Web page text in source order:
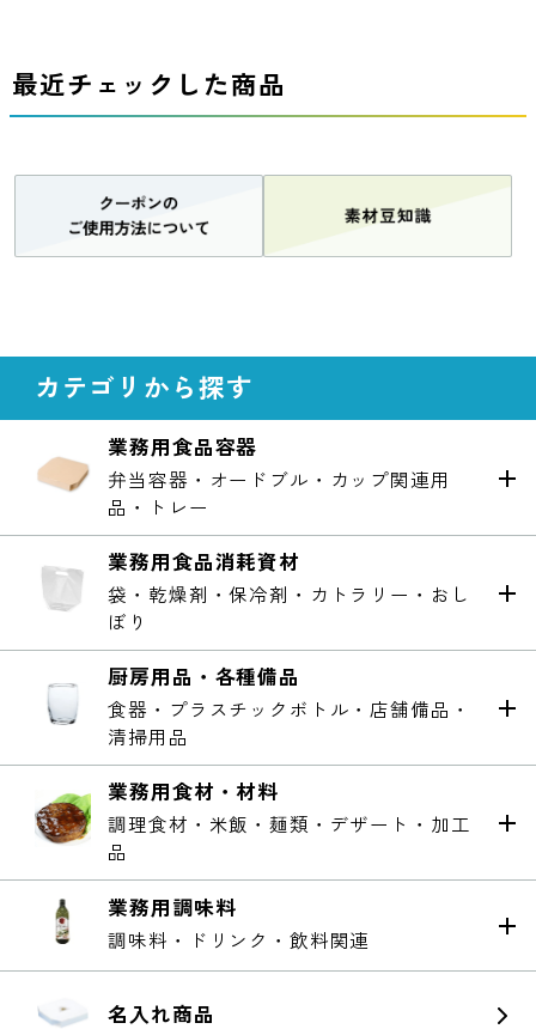
最近チェックした商品
カテゴリから探す
業務用食品容器
弁当容器・オードブル・カップ関連用
品・トレー
業務用食品消耗資材
袋・乾燥剤・保冷剤・カトラリー・おし
ぼり
厨房用品・各種備品
食器・プラスチックボトル・店舗備品・
清掃用品
業務用食材・材料
調理食材・米飯・麺類・デザート・加工
品
業務用調味料
調味料・ドリンク・飲料関連
名入れ商品